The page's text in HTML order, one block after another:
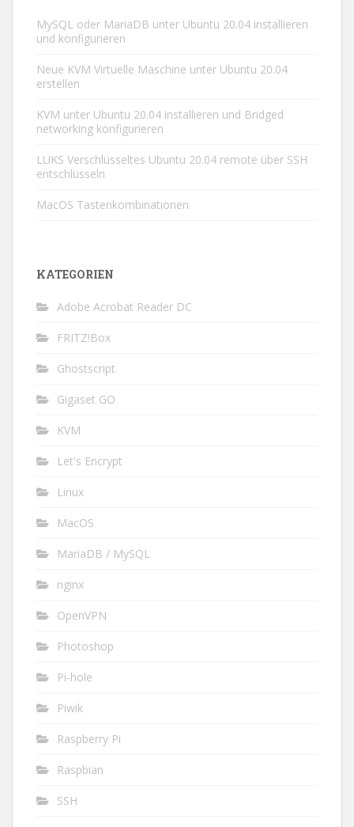
MySQL oder MariaDB unter Ubuntu 20.04 installieren
und konfigurieren
Neue KVM Virtuelle Maschine unter Ubuntu 20.04
erstellen
KVM unter Ubuntu 20.04 installieren und Bridged
networking konfigurieren
LUKS Verschlüsseltes Ubuntu 20.04 remote über SSH
entschlüsseln
MacOS Tastenkombinationen
KATEGORIEN
Adobe Acrobat Reader DC
FRITZ!Box
Ghostscript
Gigaset GO
KVM
Let's Encrypt
Linux
MacOS
MariaDB / MySQL
nginx
OpenVPN
Photoshop
Pi-hole
Piwik
Raspberry Pi
Raspbian
SSH